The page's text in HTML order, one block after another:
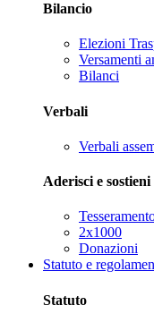
Bilancio
Elezioni
Versamenti
Bilanci
Verbali
Verbali
Aderisci e sostieni
2x1000
Donazioni
Statuto e
Statuto